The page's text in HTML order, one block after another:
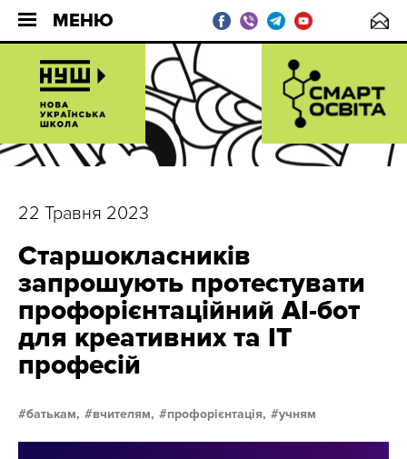
МЕНЮ
22 Травня 2023
Старшокласників
запрошують протестувати
профорієнтаційний AI-бот
для креативних та ІТ
професій
батькам, вчителям, профорієнтація, учням